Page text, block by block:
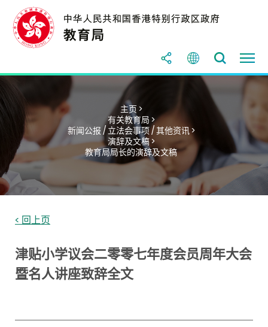
主页 >
有关教育局 >
新闻公报 / 立法会事项 / 其他资讯 >
演辞及文稿 >
教育局局长的演辞及文稿
< 回上页
津贴小学议会二零零七年度会员周年大会
暨名人讲座致辞全文